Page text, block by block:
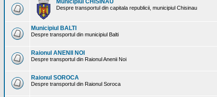
Municipiul CHISINAU
Despre transportul din capitala republicii, municipiul Chisinau
Municipiul BALTI
Despre transportul din municipiul Balti
Raionul ANENII NOI
Despre transportul din Raionul Anenii Noi
Raionul SOROCA
Despre transportul din Raionul Soroca